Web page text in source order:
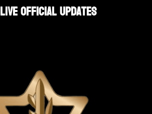
Live Official Updates